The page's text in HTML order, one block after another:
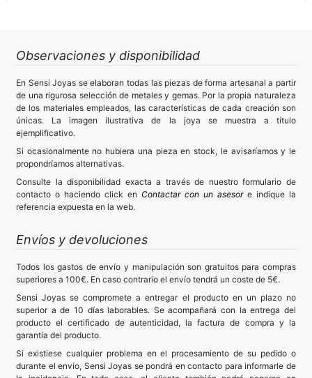
Observaciones y disponibilidad
En Sensi Joyas se elaboran todas las piezas de forma artesanal a partir
de una rigurosa selección de metales y gemas. Por la propia naturaleza
de los materiales empleados, las características de cada creación son
únicas. La imagen ilustrativa de la joya se muestra a título
ejemplificativo.
Si ocasionalmente no hubiera una pieza en stock, le avisaríamos y le
propondríamos alternativas.
Consulte la disponibilidad exacta a través de nuestro formulario de
contacto o haciendo click en Contactar con un asesor e indique la
referencia expuesta en la web.
Envíos y devoluciones
Todos los gastos de envío y manipulación son gratuitos para compras
superiores a 100€. En caso contrario el envío tendrá un coste de 5€.
Sensi Joyas se compromete a entregar el producto en un plazo no
superior a de 10 días laborables. Se acompañará con la entrega del
producto el certificado de autenticidad, la factura de compra y la
garantía del producto.
Si existiese cualquier problema en el procesamiento de su pedido o
durante el envío, Sensi Joyas se pondrá en contacto para informarle de